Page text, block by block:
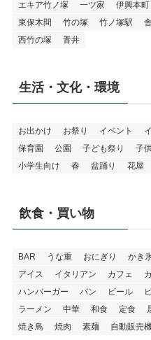
エキア竹ノ塚 一ツ家 伊興本町
東保木間
竹の塚 竹ノ塚駅
西竹の塚
青井
生活・文化・環境
お出かけ お祭り イベント
保育園
公園 子ども祭り 子
小学生向け
春 盆踊り 花屋
飲食・買い物
BAR うな重 おにぎり かき
アイス
イタリアン カフェ
ハンバーガー
パン ビール
ラーメン
中華 和食 定食
焼き鳥
焼肉 素麺 自動販売